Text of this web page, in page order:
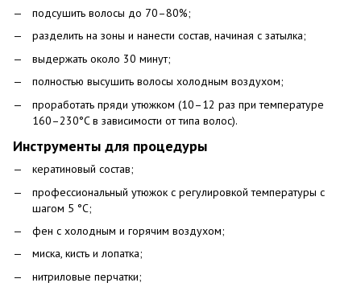
подсушить волосы до 70–80%;
разделить на зоны и нанести состав, начиная с затылка;
выдержать около 30 минут;
полностью высушить волосы холодным воздухом;
проработать пряди утюжком (10–12 раз при температуре
160–230°C в зависимости от типа волос).
Инструменты для процедуры
кератиновый состав;
профессиональный утюжок с регулировкой температуры с
шагом 5 °C;
фен с холодным и горячим воздухом;
миска, кисть и лопатка;
нитриловые перчатки;